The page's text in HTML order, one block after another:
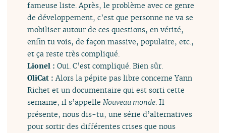
fameuse liste. Après, le problème avec ce genre
de développement, c’est que personne ne va se
mobiliser autour de ces questions, en vérité,
enfin tu vois, de façon massive, populaire, etc.,
et ça reste très compliqué.
Lionel : Oui. C’est compliqué. Bien sûr.
OliCat : Alors la pépite pas libre concerne Yann
Richet et un documentaire qui est sorti cette
semaine, il s’appelleNouveau monde. Il
présente, nous dis-tu, une série d’alternatives
pour sortir des différentes crises que nous